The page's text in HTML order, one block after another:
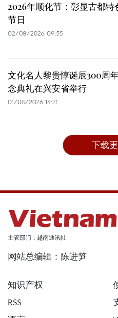
2026年顺化节：彰显古都特
节日
02/08/2026 09:55
文化名人黎贵惇诞辰300周
念典礼在兴安省举行
01/08/2026 14:21
下载
主管部门：越南通讯社
网站总编辑：陈进笋
知识产权
RSS